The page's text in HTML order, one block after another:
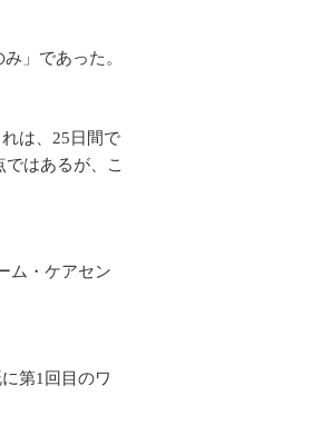
」であった。
は、25日間で
はあるが、こ
ム・ケアセン
第1回目のワ